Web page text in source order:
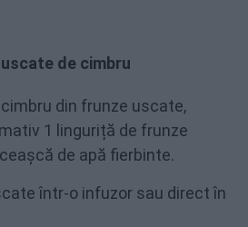
de cimbru
din frunze uscate,
1 linguriță de frunze
de apă fierbinte.
într-o infuzor sau direct în